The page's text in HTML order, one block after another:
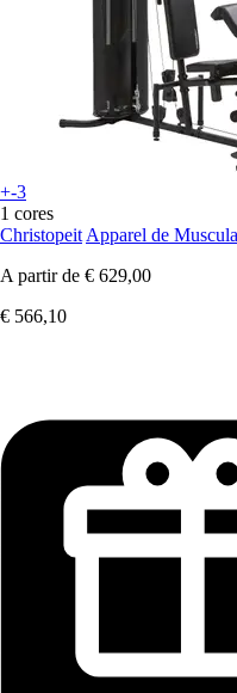
+-3
1 cores
Christopeit Apparel de
A partir de € 629,00
€ 566,10